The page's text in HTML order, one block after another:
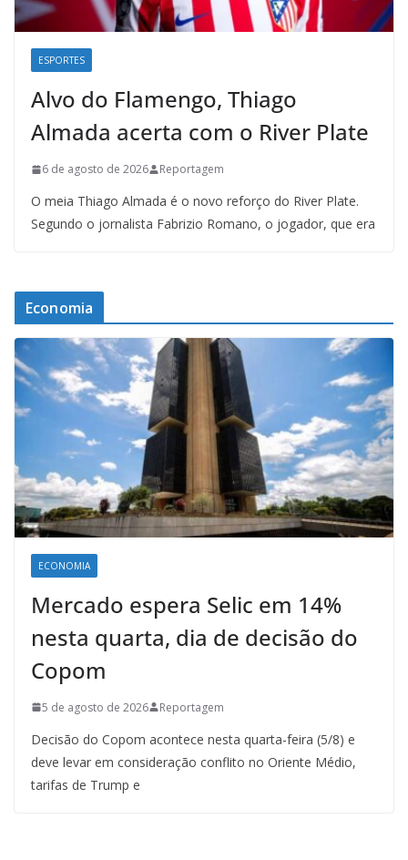
ESPORTES
Alvo do Flamengo, Thiago
Almada acerta com o River Plate
6 de agosto de 2026 Reportagem
O meia Thiago Almada é o novo reforço do River Plate.
Segundo o jornalista Fabrizio Romano, o jogador, que era
Economia
ECONOMIA
Mercado espera Selic em 14%
nesta quarta, dia de decisão do
Copom
5 de agosto de 2026 Reportagem
Decisão do Copom acontece nesta quarta-feira (5/8) e
deve levar em consideração conflito no Oriente Médio,
tarifas de Trump e